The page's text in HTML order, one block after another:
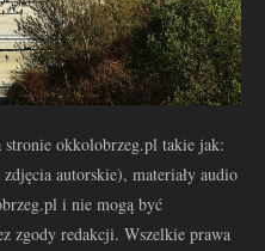
stronie okkolobrzeg.pl takie jak:
autorskie), materiały audio
i nie mogą być
zgody redakcji. Wszelkie prawa